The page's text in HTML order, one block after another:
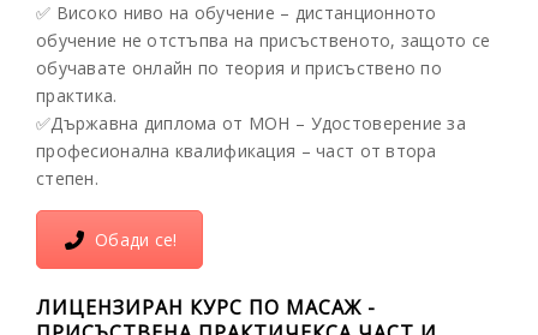
✅ Високо ниво на обучение – дистанционното
обучение не отстъпва на присъственото, защото се
обучавате онлайн по теория и присъствено по
практика.
✅Държавна диплома от МОН – Удостоверение за
професионална квалификация – част от втора
степен.
Обади се!
ЛИЦЕНЗИРАН КУРС ПО МАСАЖ -